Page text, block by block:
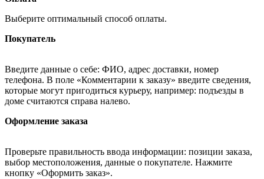
Выберите оптимальный способ оплаты.
Покупатель
Введите данные о себе: ФИО, адрес доставки, номер
телефона. В поле «Комментарии к заказу» введите сведения,
которые могут пригодиться курьеру, например: подъезды в
доме считаются справа налево.
Оформление заказа
Проверьте правильность ввода информации: позиции заказа,
выбор местоположения, данные о покупателе. Нажмите
кнопку «Оформить заказ».